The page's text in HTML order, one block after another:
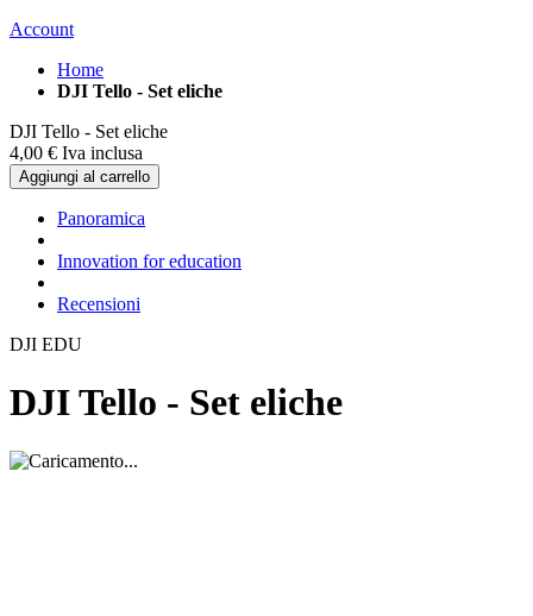
Account
Home
DJI Tello - Set eliche
DJI Tello - Set eliche
4,00 € Iva inclusa
Aggiungi al carrello
Panoramica
Innovation for education
Recensioni
DJI EDU
DJI Tello - Set eliche